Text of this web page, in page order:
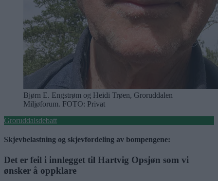
Bjørn E. Engstrøm og Heidi Trøen, Groruddalen
Miljøforum. FOTO: Privat
Groruddalsdebatt
Skjevbelastning og skjevfordeling av bompengene:
Det er feil i innlegget til Hartvig Opsjøn som vi
ønsker å oppklare